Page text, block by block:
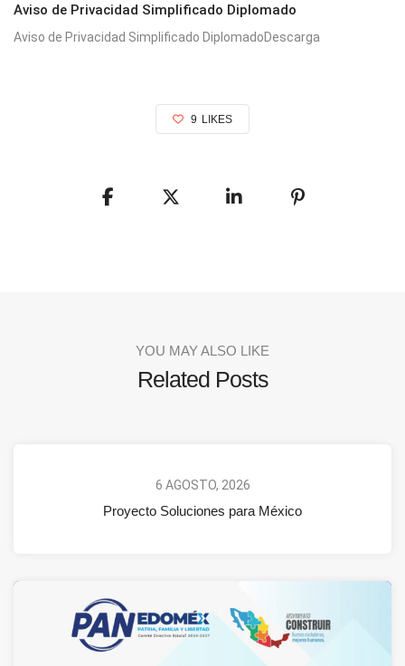
Aviso de Privacidad Simplificado Diplomado
Aviso de Privacidad Simplificado DiplomadoDescarga
9 LIKES
YOU MAY ALSO LIKE
Related Posts
6 AGOSTO, 2026
Proyecto Soluciones para México